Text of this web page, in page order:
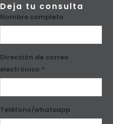
Deja tu consulta
Nombre completo
Dirección de correo
electrónico *
Teléfono/whatsapp